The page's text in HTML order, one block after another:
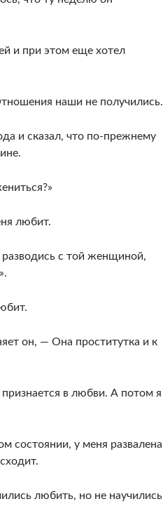
и при этом еще хотел
наши не получились.
и ска­зал, что по-прежнему
любит.
с той женщиной,
он, — Она проститутка и к
в любви. А потом я
состоянии, у меня развалена
любить, но не научились